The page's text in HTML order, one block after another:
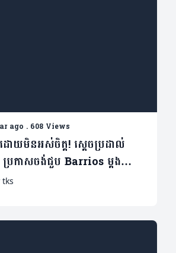
ago . 608 Views
ដោយមិនអស់ចិត្ត! ស្តេចប្រដាល់
រកាសចង់ជួប Barrios ម្តង
tks